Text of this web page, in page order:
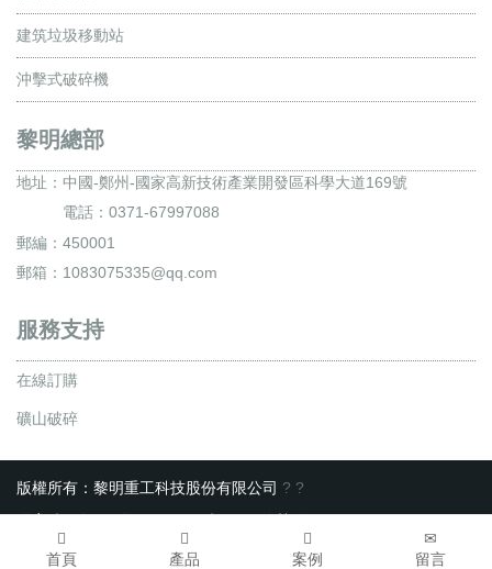
建筑垃圾移動站
沖擊式破碎機
黎明總部
地址： 中國-鄭州-國家高新技術產業開發區科學大道169號
電話：0371-67997088
郵編：450001
郵箱：1083075335@qq.com
服務支持
在線訂購
礦山破碎
版權所有：黎明重工科技股份有限公司 ? ?
首頁 產品 案例 留言